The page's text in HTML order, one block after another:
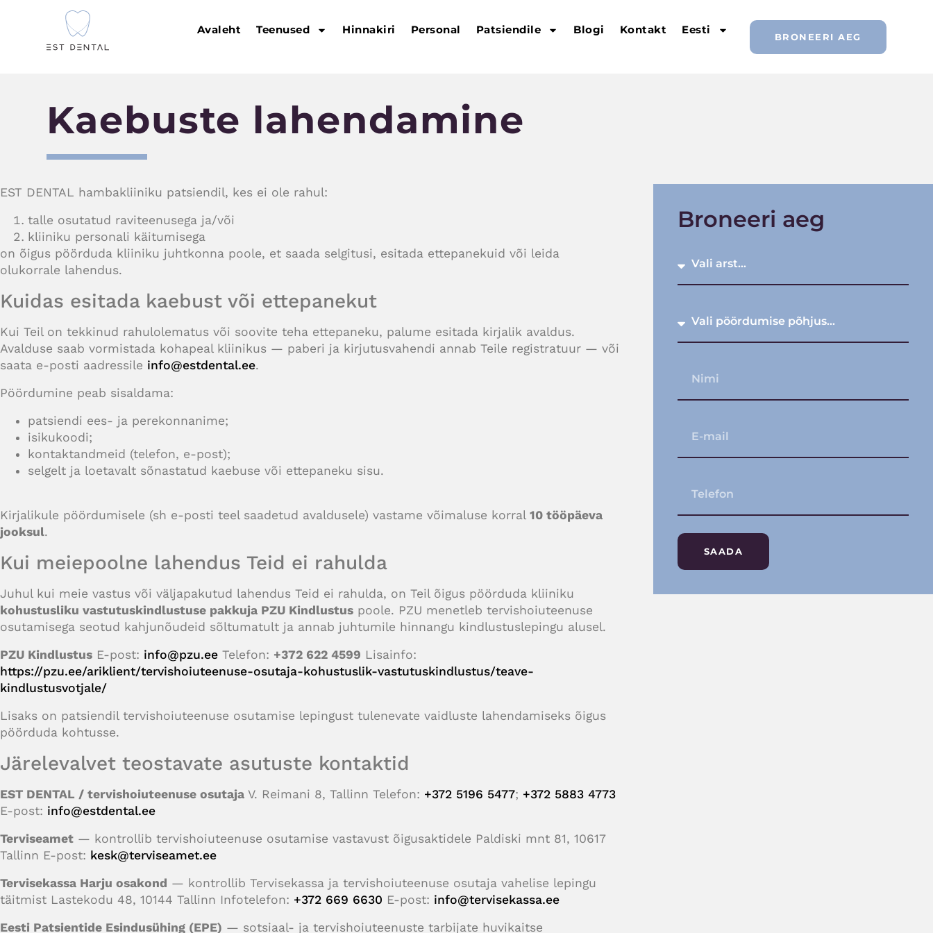
Avaleht Teenused Hinnakiri Personal Patsiendile Blogi Kontakt Eesti
BRONEERI AEG
Kaebuste lahendamine
EST DENTAL hambakliiniku patsiendil, kes ei ole rahul:
talle osutatud raviteenusega ja/või
kliiniku personali käitumisega
on õigus pöörduda kliiniku juhtkonna poole, et saada selgitusi, esitada ettepanekuid või leida
olukorrale lahendus.
Kuidas esitada kaebust või ettepanekut
Kui Teil on tekkinud rahulolematus või soovite teha ettepaneku, palume esitada kirjalik avaldus.
Avalduse saab vormistada kohapeal kliinikus — paberi ja kirjutusvahendi annab Teile registratuur — või
saata e-posti aadressile info@estdental.ee.
Pöördumine peab sisaldama:
patsiendi ees- ja perekonnanime;
isikukoodi;
kontaktandmeid (telefon, e-post);
selgelt ja loetavalt sõnastatud kaebuse või ettepaneku sisu.
Kirjalikule pöördumisele (sh e-posti teel saadetud avaldusele) vastame võimaluse korral 10 tööpäeva
jooksul.
Kui meiepoolne lahendus Teid ei rahulda
Juhul kui meie vastus või väljapakutud lahendus Teid ei rahulda, on Teil õigus pöörduda kliiniku
kohustusliku vastutuskindlustuse pakkuja PZU Kindlustus poole. PZU menetleb tervishoiuteenuse
osutamisega seotud kahjunõudeid sõltumatult ja annab juhtumile hinnangu kindlustuslepingu alusel.
PZU Kindlustus E-post: info@pzu.ee Telefon: +372 622 4599 Lisainfo:
https://pzu.ee/ariklient/tervishoiuteenuse-osutaja-kohustuslik-vastutuskindlustus/teave-
kindlustusvotjale/
Lisaks on patsiendil tervishoiuteenuse osutamise lepingust tulenevate vaidluste lahendamiseks õigus
pöörduda kohtusse.
Järelevalvet teostavate asutuste kontaktid
EST DENTAL / tervishoiuteenuse osutaja V. Reimani 8, Tallinn Telefon: +372 5196 5477; +372 5883 4773
E-post: info@estdental.ee
Terviseamet — kontrollib tervishoiuteenuse osutamise vastavust õigusaktidele Paldiski mnt 81, 10617
Tallinn E-post: kesk@terviseamet.ee
Tervisekassa Harju osakond — kontrollib Tervisekassa ja tervishoiuteenuse osutaja vahelise lepingu
täitmist Lastekodu 48, 10144 Tallinn Infotelefon: +372 669 6630 E-post: info@tervisekassa.ee
Eesti Patsientide Esindusühing (EPE) — sotsiaal- ja tervishoiuteenuste tarbijate huvikaitse
Broneeri aeg
SAADA